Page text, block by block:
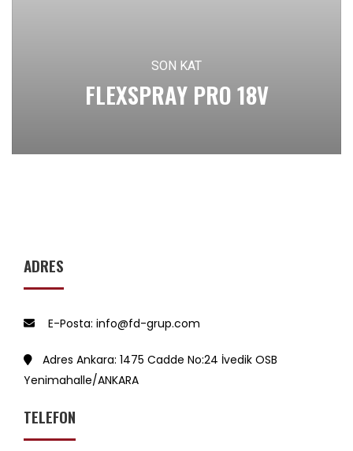
SON KAT
FLEXSPRAY PRO 18V
ADRES
E-Posta: info@fd-grup.com
Adres Ankara: 1475 Cadde No:24 İvedik OSB
Yenimahalle/ANKARA
TELEFON